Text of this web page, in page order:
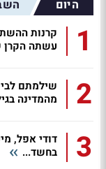
היום
1
קרנות
עשתה הקרן
2
מהמדינה
3
דודי אפל,
בחשד...